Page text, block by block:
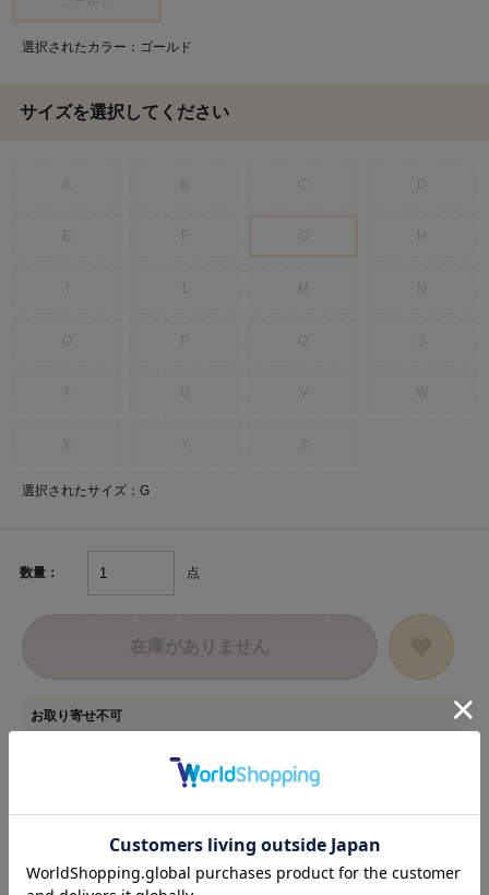
選択されたカラー：ゴールド
サイズを選択してください
選択されたサイズ：G
数量： 点
在庫がありません
お取り寄せ不可
カートに入る範囲内でご注文ください。